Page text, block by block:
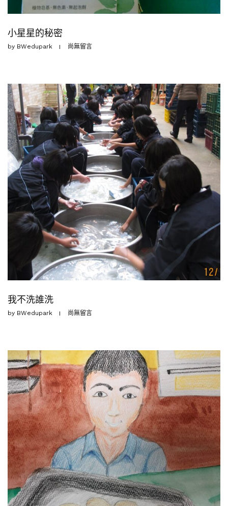
小星星的秘密
by BWedupark 尚無留言
我不洗誰洗
by BWedupark 尚無留言